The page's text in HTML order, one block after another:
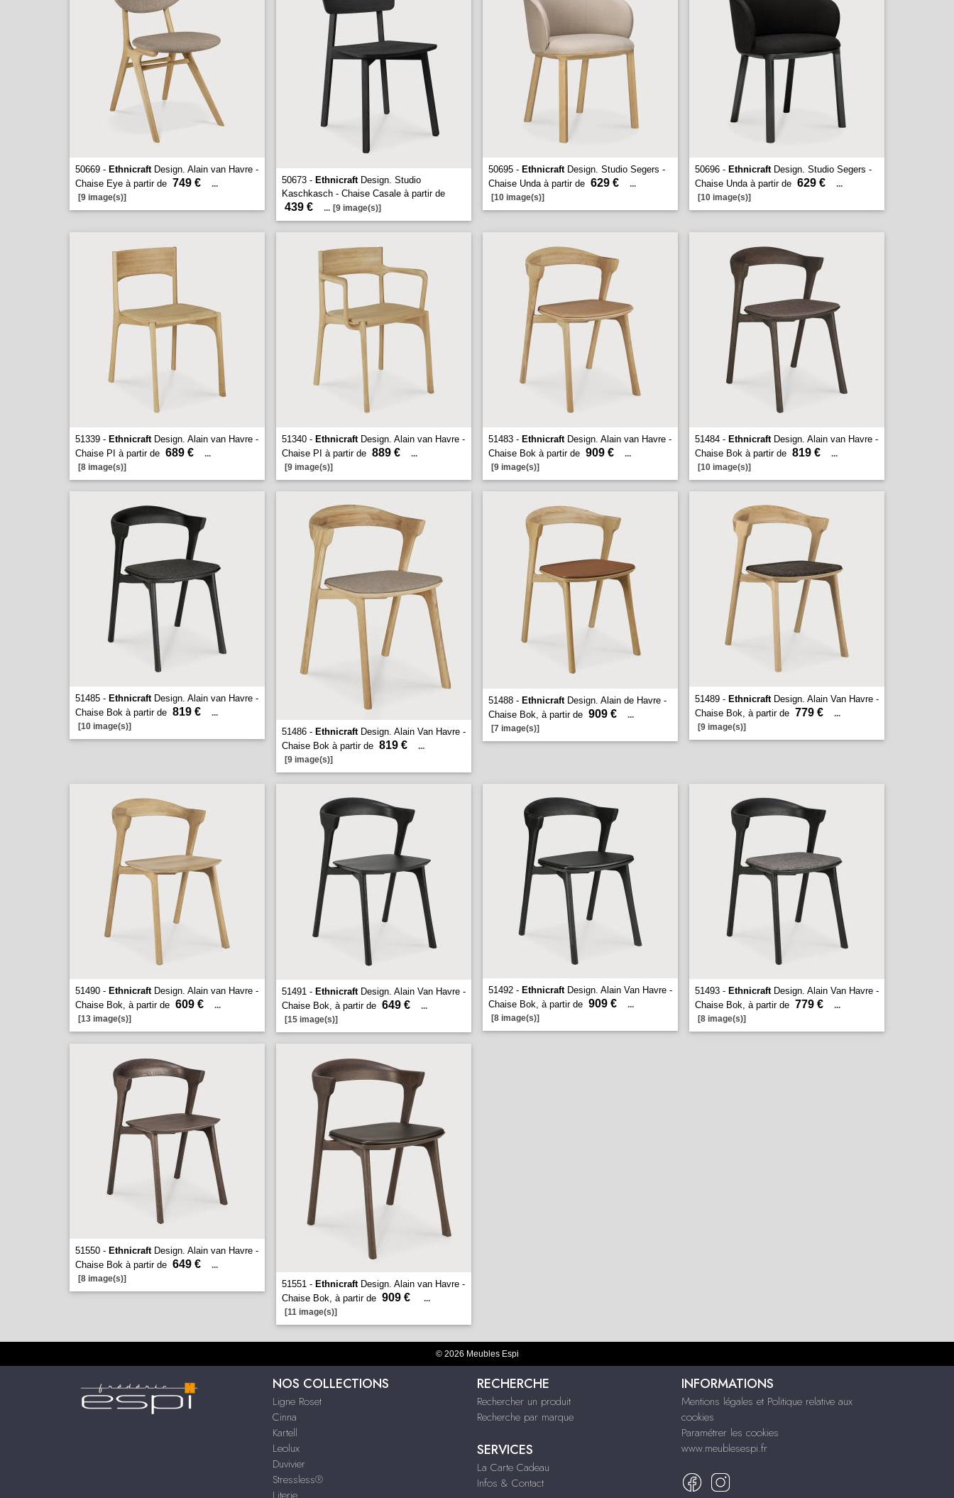
50669 - EthnicraftDesign. Alain van Havre -
Chaise Eye à partir de 749 €
...
[9 image(s)]
50673 - EthnicraftDesign. Studio
Kaschkasch - Chaise Casale à partir de
439 € ... [9 image(s)]
50695 - EthnicraftDesign. Studio Segers -
Chaise Unda à partir de 629 €
...
[10 image(s)]
50696 - EthnicraftDesign. Studio Segers -
Chaise Unda à partir de 629 €
...
[10 image(s)]
51339 - EthnicraftDesign. Alain van Havre -
Chaise PI à partir de 689 €
...
[8 image(s)]
51340 - EthnicraftDesign. Alain van Havre -
Chaise PI à partir de 889 €
...
[9 image(s)]
51483 - EthnicraftDesign. Alain van Havre -
Chaise Bok à partir de 909 €
...
[9 image(s)]
51484 - EthnicraftDesign. Alain van Havre -
Chaise Bok à partir de 819 €
...
[10 image(s)]
51485 - EthnicraftDesign. Alain van Havre -
Chaise Bok à partir de 819 €
...
[10 image(s)]
51486 - EthnicraftDesign. Alain Van Havre -
Chaise Bok à partir de 819 €
...
[9 image(s)]
51488 - EthnicraftDesign. Alain de Havre -
Chaise Bok, à partir de 909 €
...
[7 image(s)]
51489 - EthnicraftDesign. Alain Van Havre -
Chaise Bok, à partir de 779 €
...
[9 image(s)]
51490 - EthnicraftDesign. Alain van Havre -
Chaise Bok, à partir de 609 €
...
[13 image(s)]
51491 - EthnicraftDesign. Alain Van Havre -
Chaise Bok, à partir de 649 €
...
[15 image(s)]
51492 - EthnicraftDesign. Alain Van Havre -
Chaise Bok, à partir de 909 €
...
[8 image(s)]
51493 - EthnicraftDesign. Alain Van Havre -
Chaise Bok, à partir de 779 €
...
[8 image(s)]
51550 - EthnicraftDesign. Alain van Havre -
Chaise Bok à partir de 649 €
...
[8 image(s)]
51551 - EthnicraftDesign. Alain van Havre -
Chaise Bok, à partir de 909 €
...
[11 image(s)]
© 2026 Meubles Espi
NOS COLLECTIONS
Ligne Roset
Cinna
Kartell
Leolux
Duvivier
Stressless®
RECHERCHE
Rechercher un produit
Recherche par marque
SERVICES
La Carte Cadeau
Infos & Contact
INFORMATIONS
Mentions légales et Politique relative aux
cookies
Paramétrer les cookies
www.meublesespi.fr